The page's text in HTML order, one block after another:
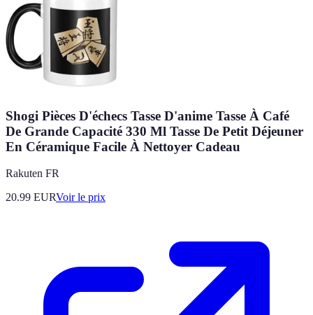
Shogi Pièces D'échecs Tasse D'anime Tasse À Café
De Grande Capacité 330 Ml Tasse De Petit Déjeuner
En Céramique Facile À Nettoyer Cadeau
Rakuten FR
20.99 EURVoir le prix